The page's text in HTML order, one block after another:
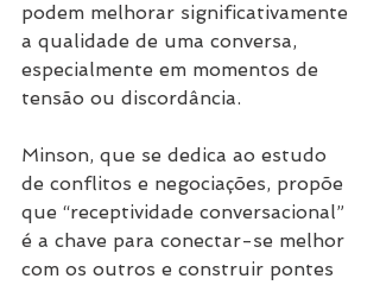
podem melhorar significativamente
a qualidade de uma conversa,
especialmente em momentos de
tensão ou discordância.
Minson, que se dedica ao estudo
de conflitos e negociações, propõe
que “receptividade conversacional”
é a chave para conectar-se melhor
com os outros e construir pontes